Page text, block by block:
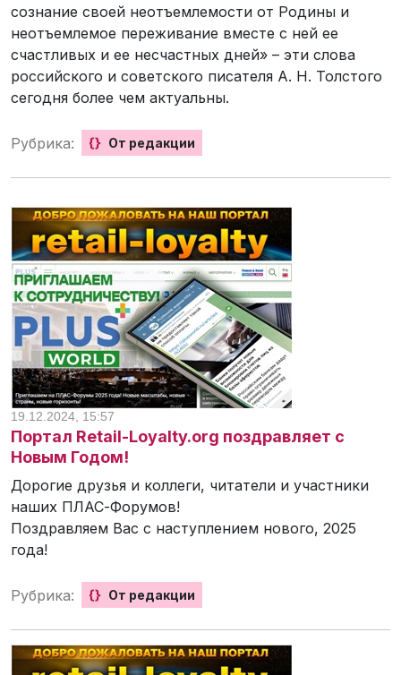
сознание своей неотъемлемости от Родины и
неотъемлемое переживание вместе с ней ее
счастливых и ее несчастных дней» – эти слова
российского и советского писателя А. Н. Толстого
сегодня более чем актуальны.
Рубрика: {} От редакции
19.12.2024, 15:57
Портал Retail-Loyalty.org поздравляет с
Новым Годом!
Дорогие друзья и коллеги, читатели и участники
наших ПЛАС-Форумов!
Поздравляем Вас с наступлением нового, 2025
года!
Рубрика: {} От редакции